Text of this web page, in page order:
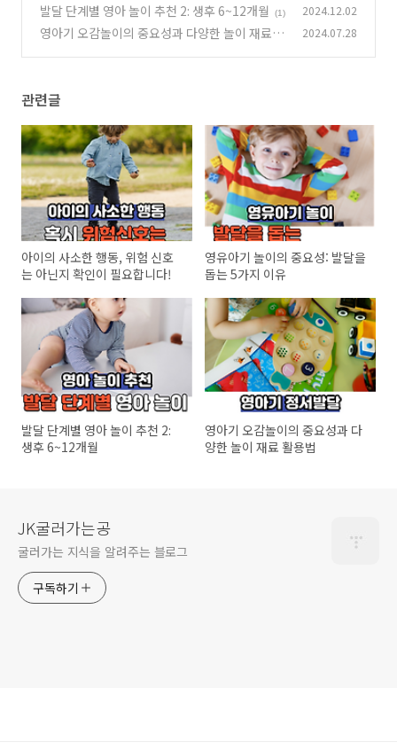
(0)
발달 단계별 영아 놀이 추천 2: 생후 6~12개월 (1) 2024.12.02
영아기 오감놀이의 중요성과 다양한 놀이 재료 활
2024.07.28
관련글
아이의 사소한 행동, 위험 신호
는 아닌지 확인이 필요합니다!
영유아기 놀이의 중요성: 발달을
돕는 5가지 이유
발달 단계별 영아 놀이 추천 2:
생후 6~12개월
영아기 오감놀이의 중요성과 다
양한 놀이 재료 활용법
JK굴러가는공
굴러가는 지식을 알려주는 블로그
구독하기